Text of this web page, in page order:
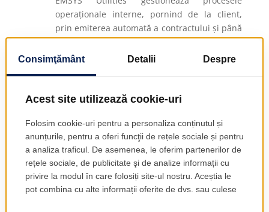
operaționale interne, pornind de la client,
prin emiterea automată a contractului și până
la recuperarea eventualelor creanțe, aceste
operațiuni fiind reflectate în tranzacțiile
analiza rentabilității și a structurii costurilor.
organizației, acesta reflectă fenomenele pe
dimensiuni de analiză pentru management:
centre de profit, linii de afaceri, obiecte de
cost etc.
Pentru a automatiza procesele, serviciile și